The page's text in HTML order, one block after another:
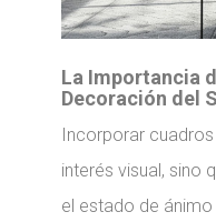
La Importancia
Decoración del
Incorporar
interés visual, sino
el estado de